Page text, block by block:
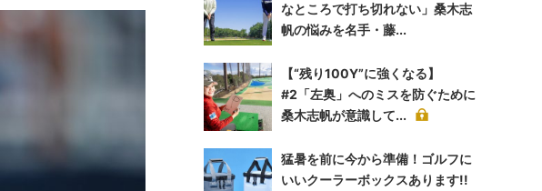
なところで打ち切れない」桑木志
帆の悩みを名手・藤...
【“残り100Y”に強くなる】
#2「左奥」へのミスを防ぐために
桑木志帆が意識して...
猛暑を前に今から準備！ゴルフに
いいクーラーボックスあります!!